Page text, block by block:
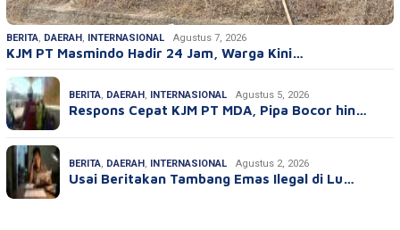
BERITA, DAERAH , INTERNASIONAL Agustus 7, 2026
KJM PT Masmindo Hadir 24 Jam, Warga Kini…
BERITA, DAERAH , INTERNASIONAL Agustus 5, 2026
Respons Cepat KJM PT MDA, Pipa Bocor hin…
BERITA, DAERAH , INTERNASIONAL Agustus 2, 2026
Usai Beritakan Tambang Emas Ilegal di Lu…